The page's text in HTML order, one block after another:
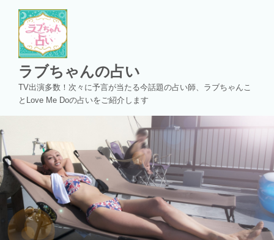
プ
ラブちゃんの占い
TV出演多数！次々に予言が当たる今話題の占い師、ラブちゃんこ
とLove Me Doの占いをご紹介します